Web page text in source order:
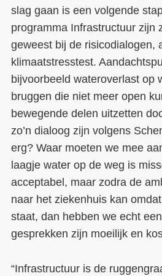
slag gaan is een volgende
programma Infrastructuur zijn
geweest bij de risicodialogen,
klimaatstresstest.
bijvoorbeeld wateroverlast op
bruggen die niet meer open
bewegende delen uitzetten
zo’n dialoog zijn volgens
erg? Waar moeten we mee
laagje water op de weg is
acceptabel, maar zodra de
naar het ziekenhuis kan
staat, dan hebben we echt
gesprekken zijn moeilijk en
“Infrastructuur is de